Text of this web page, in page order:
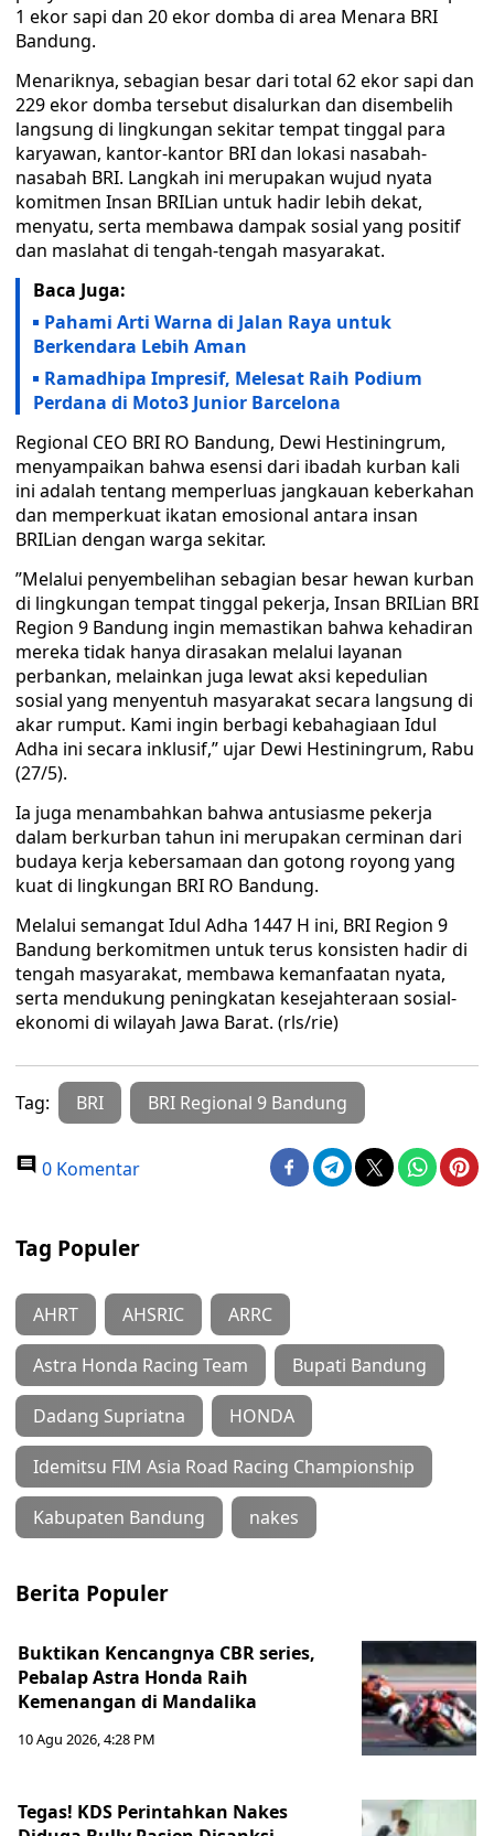
1 ekor sapi dan 20 ekor domba di area Menara BRI
Bandung.
​Menariknya, sebagian besar dari total 62 ekor sapi dan
229 ekor domba tersebut disalurkan dan disembelih
langsung di lingkungan sekitar tempat tinggal para
karyawan, kantor-kantor BRI dan lokasi nasabah-
nasabah BRI. Langkah ini merupakan wujud nyata
komitmen Insan BRILian untuk hadir lebih dekat,
menyatu, serta membawa dampak sosial yang positif
dan maslahat di tengah-tengah masyarakat.
Baca Juga:
Pahami Arti Warna di Jalan Raya untuk
Berkendara Lebih Aman
Ramadhipa Impresif, Melesat Raih Podium
Perdana di Moto3 Junior Barcelona
​Regional CEO BRI RO Bandung, Dewi Hestiningrum,
menyampaikan bahwa esensi dari ibadah kurban kali
ini adalah tentang memperluas jangkauan keberkahan
dan memperkuat ikatan emosional antara insan
BRILian dengan warga sekitar.
​”Melalui penyembelihan sebagian besar hewan kurban
di lingkungan tempat tinggal pekerja, Insan BRILian BRI
Region 9 Bandung ingin memastikan bahwa kehadiran
mereka tidak hanya dirasakan melalui layanan
perbankan, melainkan juga lewat aksi kepedulian
sosial yang menyentuh masyarakat secara langsung di
akar rumput. Kami ingin berbagi kebahagiaan Idul
Adha ini secara inklusif,” ujar Dewi Hestiningrum, Rabu
(27/5).
​Ia juga menambahkan bahwa antusiasme pekerja
dalam berkurban tahun ini merupakan cerminan dari
budaya kerja kebersamaan dan gotong royong yang
kuat di lingkungan BRI RO Bandung.
Melalui semangat Idul Adha 1447 H ini, BRI Region 9
Bandung berkomitmen untuk terus konsisten hadir di
tengah masyarakat, membawa kemanfaatan nyata,
serta mendukung peningkatan kesejahteraan sosial-
ekonomi di wilayah Jawa Barat. (rls/rie)
Tag: BRI BRI Regional 9 Bandung
0 Komentar
Tag Populer
AHRT AHSRIC ARRC
Astra Honda Racing Team Bupati Bandung
Dadang Supriatna HONDA
Idemitsu FIM Asia Road Racing Championship
Kabupaten Bandung nakes
Berita Populer
Buktikan Kencangnya CBR series,
Pebalap Astra Honda Raih
Kemenangan di Mandalika
10 Agu 2026, 4:28 PM
Tegas! KDS Perintahkan Nakes